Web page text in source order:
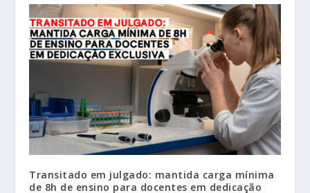
Transitado em julgado: mantida carga mínima
de 8h de ensino para docentes em dedicação